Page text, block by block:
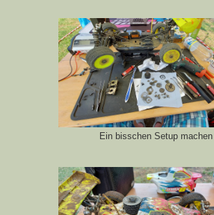
Ein bisschen Setup machen